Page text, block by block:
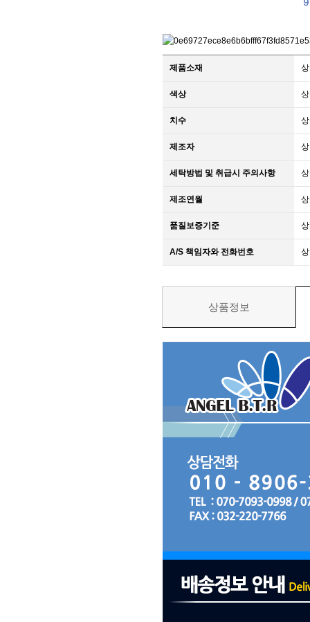
제품소재
색상
치수
제조자
세탁방법 및 취급시 주의사항
제조연월
품질보증기준
A/S 책임자와 전화번호
상품정보